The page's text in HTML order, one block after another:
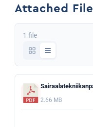
Attached
1 file
2.66 MB